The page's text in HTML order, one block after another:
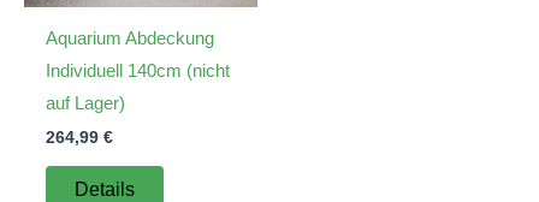
Aquarium Abdeckung
Individuell 140cm (nicht
auf Lager)
264,99 €
Details